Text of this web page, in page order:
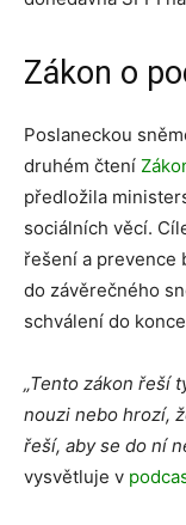
Zákon o
Poslaneckou
druhém čtení
předložila
sociálních věcí.
řešení a prevence
do závěrečného
schválení do
„Tento zákon řeší
nouzi nebo hrozí,
řeší, aby se do ní
vysvětluje v